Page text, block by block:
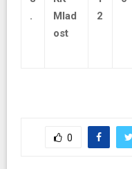
.
Mlad
ost
2
0